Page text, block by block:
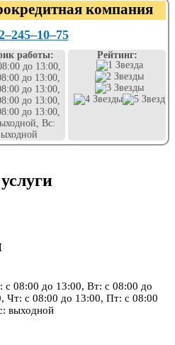
компания
работы:
до 13:00,
до 13:00,
до 13:00,
до 13:00,
до 13:00,
Вс:
Рейтинг:
с 08:00 до 13:00, Вт: с 08:00 до
Чт: с 08:00 до 13:00, Пт: с 08:00
выходной